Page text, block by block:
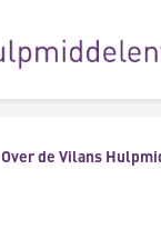
Over de Vilans